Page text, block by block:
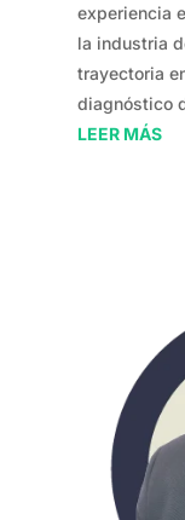
experiencia
la industria
trayectoria
diagnóstico
LEER MÁS